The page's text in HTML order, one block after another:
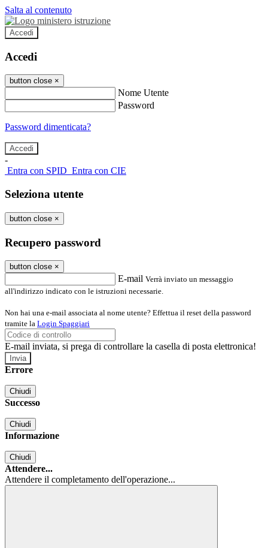
Salta al contenuto
Accedi
Accedi
button close ×
Nome Utente
Password
Password dimenticata?
-
Entra con SPID Entra con CIE
Seleziona utente
button close ×
Recupero password
button close ×
E-mail Verrà inviato un messaggio
all'indirizzo indicato con le istruzioni necessarie.
Non hai una e-mail associata al nome utente? Effettua il reset della password
tramite la Login Spaggiari
E-mail inviata, si prega di controllare la casella di posta elettronica!
Errore
Chiudi
Successo
Chiudi
Informazione
Chiudi
Attendere...
Attendere il completamento dell'operazione...